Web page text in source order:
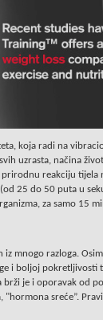
koja radi na
uzrasta, načina
prirodnu reakciju tijela
25 do 50 puta u
za samo 15
mnogo razloga.
i boljoj pokretljivosti
je i oporavak od
sreće”.